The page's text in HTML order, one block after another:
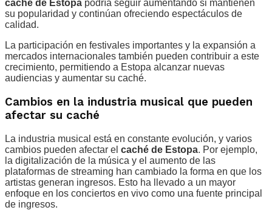
caché de Estopa podría seguir aumentando si mantienen
su popularidad y continúan ofreciendo espectáculos de
calidad.
La participación en festivales importantes y la expansión a
mercados internacionales también pueden contribuir a este
crecimiento, permitiendo a Estopa alcanzar nuevas
audiencias y aumentar su caché.
Cambios en la industria musical que pueden
afectar su caché
La industria musical está en constante evolución, y varios
cambios pueden afectar el caché de Estopa. Por ejemplo,
la digitalización de la música y el aumento de las
plataformas de streaming han cambiado la forma en que los
artistas generan ingresos. Esto ha llevado a un mayor
enfoque en los conciertos en vivo como una fuente principal
de ingresos.